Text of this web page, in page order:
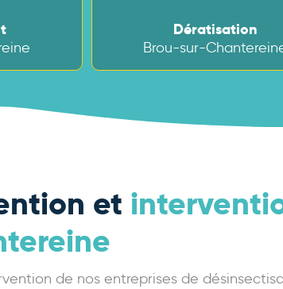
Dératisation
Brou-sur-
et
de nos entreprises de